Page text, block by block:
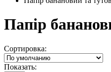
Папір
Сортировка:
Показать: